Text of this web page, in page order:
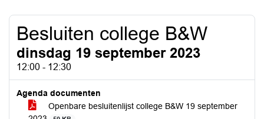
Besluiten college B&W
dinsdag 19 september 2023
12:00 - 12:30
Agenda documenten
Openbare besluitenlijst college B&W 19 september